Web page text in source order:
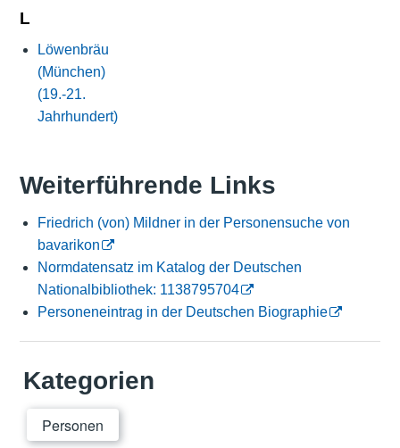
L
Löwenbräu
(München)
(19.-21.
Jahrhundert)
Weiterführende Links
Friedrich (von) Mildner in der Personensuche von
bavarikon
Normdatensatz im Katalog der Deutschen
Nationalbibliothek: 1138795704
Personeneintrag in der Deutschen Biographie
Kategorien
Personen